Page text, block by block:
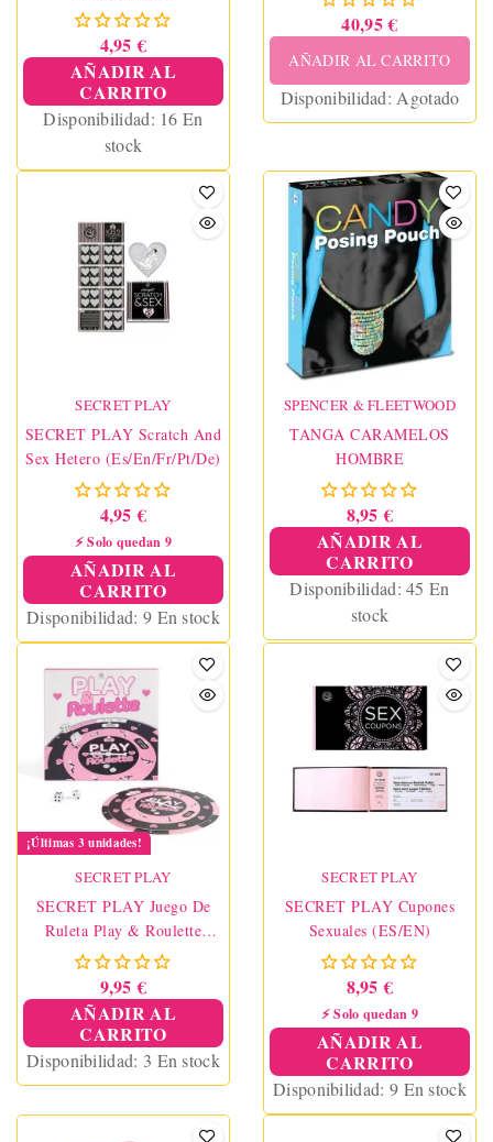
4,95 €
AÑADIR AL
CARRITO
Disponibilidad: 16 En
stock
40,95 €
AÑADIR AL CARRITO
Disponibilidad: Agotado
SECRET PLAY
SECRET PLAY Scratch And
Sex Hetero (Es/En/Fr/Pt/De)
4,95 €
⚡ Solo quedan 9
AÑADIR AL
CARRITO
Disponibilidad: 9 En stock
SPENCER & FLEETWOOD
TANGA CARAMELOS
HOMBRE
8,95 €
AÑADIR AL
CARRITO
Disponibilidad:45 En
stock
¡Últimas 3 unidades!
SECRET PLAY
SECRET PLAY Juego De
Ruleta Play & Roulette
(ES/PT/EN/FR)
9,95 €
AÑADIR AL
CARRITO
Disponibilidad: 3 En stock
SECRET PLAY
SECRET PLAY Cupones
Sexuales (ES/EN)
8,95 €
⚡ Solo quedan 9
AÑADIR AL
CARRITO
Disponibilidad: 9 En stock